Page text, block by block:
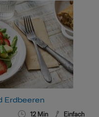
Erdbeeren
12Min Einfach